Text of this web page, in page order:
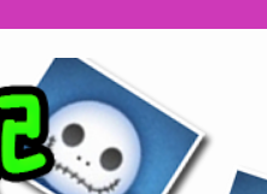
キャラ評価も丁寧に解説。ツム